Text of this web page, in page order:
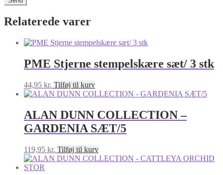
Relaterede varer
PME Stjerne stempelskære sæt/ 3 stk
44,95 kr. Tilføj til kurv
ALAN DUNN COLLECTION –
GARDENIA SÆT/5
119,95 kr. Tilføj til kurv